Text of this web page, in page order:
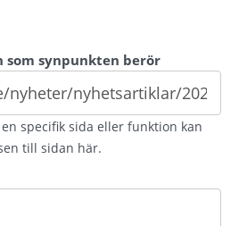
som synpunkten berör
specifik sida eller funktion kan
till sidan här.